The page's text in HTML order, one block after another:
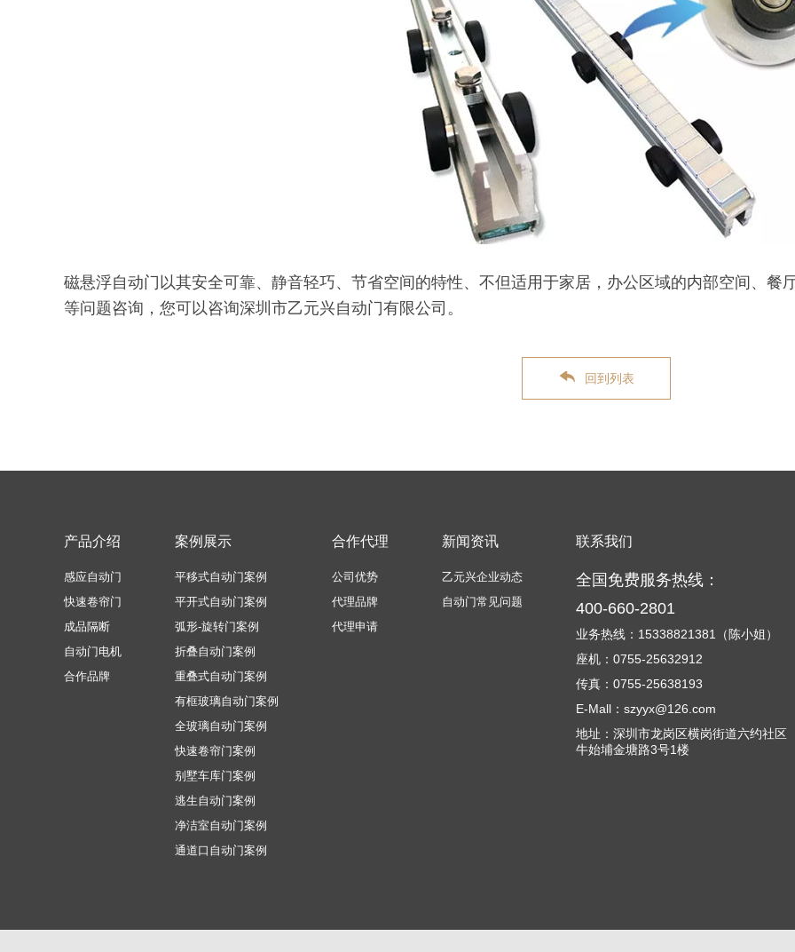
磁悬浮自动门以其安全可靠、静音轻巧、节省空间的特性、不但适用于家居，办公区域的内部空间、餐
等问题咨询，您可以咨询深圳市乙元兴自动门有限公司。
回到列表
产品介绍
感应自动门
快速卷帘门
成品隔断
自动门电机
合作品牌
案例展示
平移式自动门案例
平开式自动门案例
弧形-旋转门案例
折叠自动门案例
重叠式自动门案例
有框玻璃自动门案例
全玻璃自动门案例
快速卷帘门案例
别墅车库门案例
逃生自动门案例
净洁室自动门案例
通道口自动门案例
合作代理
公司优势
代理品牌
代理申请
新闻资讯
乙元兴企业动态
自动门常见问题
联系我们
全国免费服务热线：
400-660-2801
业务热线：15338821381（陈小姐）
座机：0755-25632912
传真：0755-25638193
E-Mall：szyyx@126.com
地址：深圳市龙岗区横岗街道六约社区
牛始埔金塘路3号1楼